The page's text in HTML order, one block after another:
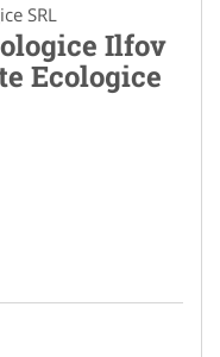
SRL
Ilfov
Ecologice